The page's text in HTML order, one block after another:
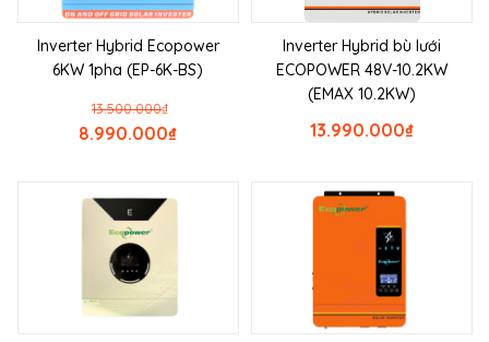
Inverter Hybrid Ecopower
6KW 1pha (EP-6K-BS)
₫
13.500.000
₫
8.990.000
Inverter Hybrid bù lưới
ECOPOWER 48V-10.2KW
(EMAX 10.2KW)
₫
13.990.000